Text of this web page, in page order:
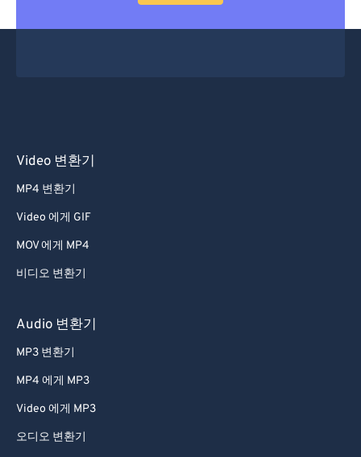
Video 변환기
MP4 변환기
Video 에게 GIF
MOV 에게 MP4
비디오 변환기
Audio 변환기
MP3 변환기
MP4 에게 MP3
Video 에게 MP3
오디오 변환기